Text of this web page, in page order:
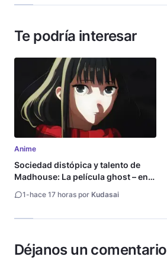
Te podría interesar
Anime
Sociedad distópica y talento de
Madhouse: La película ghost – end
1-hace 17 horas por Kudasai
Déjanos un comentario